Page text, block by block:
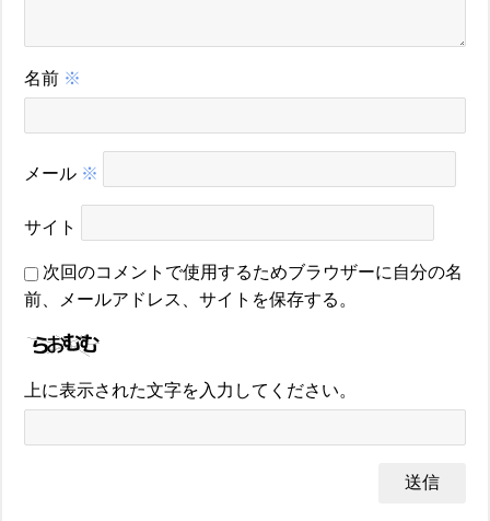
名前 ※
メール ※
サイト
次回のコメントで使用するためブラウザーに自分の名
前、メールアドレス、サイトを保存する。
上に表示された文字を入力してください。